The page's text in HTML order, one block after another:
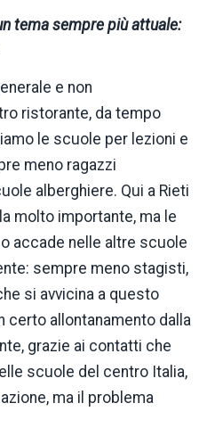
tema sempre più attuale:
e non
ristorante, da tempo
le scuole per lezioni e
meno ragazzi
alberghiere. Qui a Rieti
molto importante, ma le
accade nelle altre scuole
sempre meno stagisti,
si avvicina a questo
certo allontanamento dalla
grazie ai contatti che
scuole del centro Italia,
ma il problema